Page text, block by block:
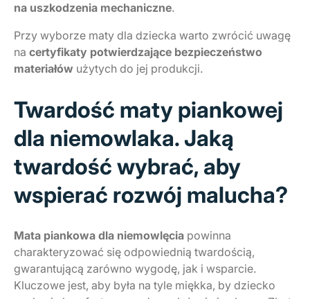
na uszkodzenia mechaniczne.
Przy wyborze maty dla dziecka warto zwrócić uwagę
na certyfikaty potwierdzające bezpieczeństwo
materiałów użytych do jej produkcji.
Twardość maty piankowej
dla niemowlaka. Jaką
twardość wybrać, aby
wspierać rozwój malucha?
Mata piankowa dla niemowlęcia powinna
charakteryzować się odpowiednią twardością,
gwarantującą zarówno wygodę, jak i wsparcie.
Kluczowe jest, aby była na tyle miękka, by dziecko